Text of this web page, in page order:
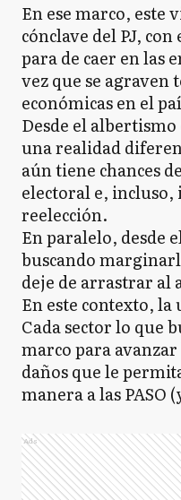
En ese marco, este
cónclave del PJ,
para de caer en las
vez que se agraven
económicas en el
Desde el
una realidad
aún tiene chances
electoral e, incluso,
reelección.
En paralelo, desde
buscando
deje de arrastrar al
En este contexto,
Cada sector lo que
marco para
daños que le
manera a las PASO
Ads